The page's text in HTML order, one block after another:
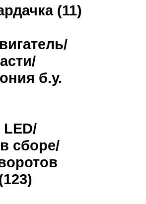
(11)
б.у.
сборе/